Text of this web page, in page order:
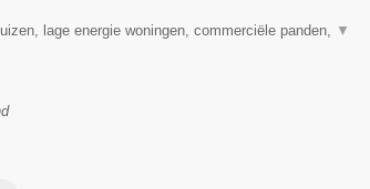
lage energie woningen, commerciële panden, ▼